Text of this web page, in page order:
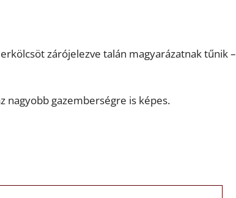
zárójelezve talán magyarázatnak tűnik –
nagyobb gazemberségre is képes.